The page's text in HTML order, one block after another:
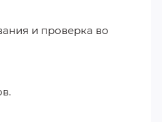
и проверка во